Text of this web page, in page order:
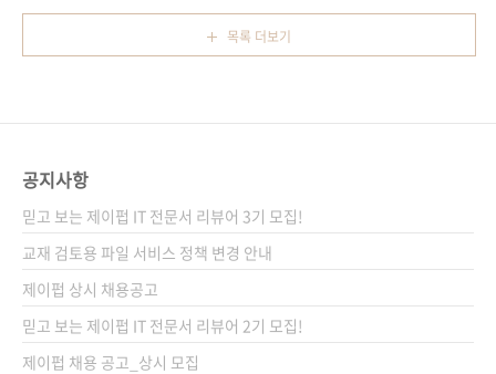
게 생각하는 데는 여러 가지 이유가 있겠지만, 그
중 가장 큰 이유는 아마도 기획서에 뭔가 특별한
넘..
[구글북스] [리디북스] [알라딘] [예스이십사] 출
판사 제이펍 도서명 실무에 바로 쓰는 일잘러의
가 18,000원 ISBN 979-11-90665-62-9
(13000) 키워드 문서 작성, 글쓰기, 보고서, 기
획서, 제안서, 파워포인트, 프레젠테이..
목록 더보기
공지사항
믿고 보는 제이펍 IT 전문서 리뷰어 3기 모집!
교재 검토용 파일 서비스 정책 변경 안내
제이펍 상시 채용공고
믿고 보는 제이펍 IT 전문서 리뷰어 2기 모집!
제이펍 채용 공고_상시 모집